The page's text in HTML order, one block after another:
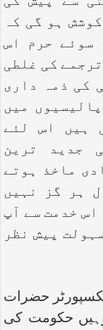
ہو گی کہ
سوئے حرم اس
کی غلطی
کی ذمہ داری
میں
ہیں اس لئے
جدید ترین
ماخذ ہوتے
ہر گز نہیں
اس خدمت سے آپ
پیش نظر
حضرات
حکومت کی